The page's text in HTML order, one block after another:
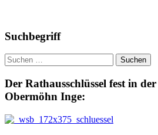
Suchbegriff
Suchen
nach:
Der Rathausschlüssel fest in
Obermöhn Inge: